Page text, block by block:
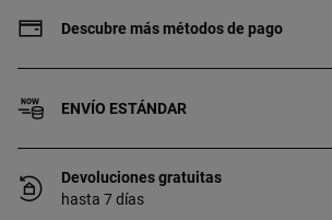
Descubre más métodos de pago
ENVÍO ESTÁNDAR
Devoluciones gratuitas
hasta 7 días